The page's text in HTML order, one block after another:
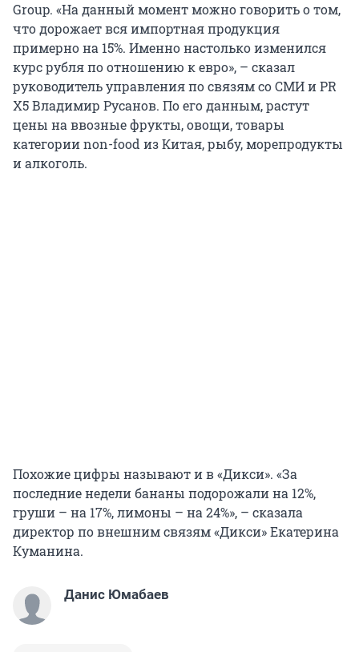
Group. «На данный момент можно говорить о том,
что дорожает вся импортная продукция
примерно на 15%. Именно настолько изменился
курс рубля по отношению к евро», – сказал
руководитель управления по связям со СМИ и PR
Х5 Владимир Русанов. По его данным, растут
цены на ввозные фрукты, овощи, товары
категории non-food из Китая, рыбу, морепродукты
и алкоголь.
Похожие цифры называют и в «Дикси». «За
последние недели бананы подорожали на 12%,
груши – на 17%, лимоны – на 24%», – сказала
директор по внешним связям «Дикси» Екатерина
Куманина.
Данис Юмабаев